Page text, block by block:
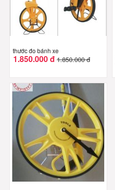
thước đo bánh xe
1.850.000 đ 1.850.000 đ